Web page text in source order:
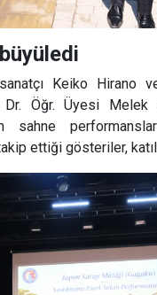
sanatçı Keiko
Öğr. Üyesi Melek
sahne
ettiği gösteriler,